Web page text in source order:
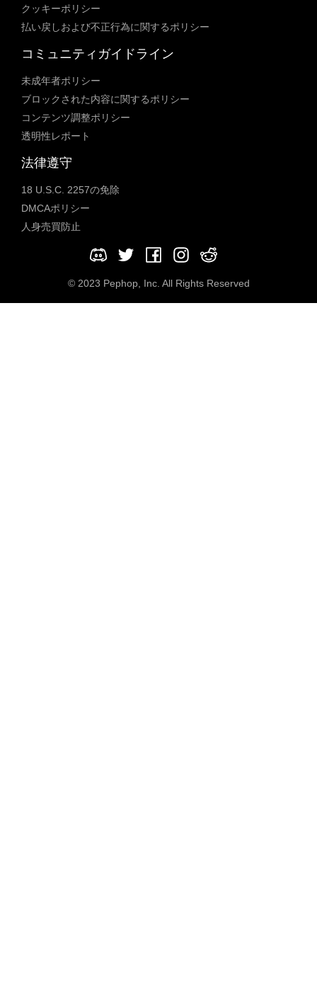
クッキーポリシー
払い戻しおよび不正行為に関するポリシー
コミュニティガイドライン
未成年者ポリシー
ブロックされた内容に関するポリシー
コンテンツ調整ポリシー
透明性レポート
法律遵守
18 U.S.C. 2257の免除
DMCAポリシー
人身売買防止
© 2023 Pephop, Inc. All Rights Reserved